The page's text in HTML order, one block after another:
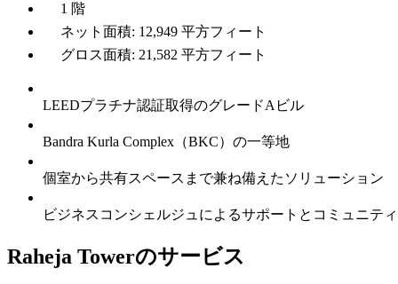
1 階
ネット面積: 12,949 平方フィート
グロス面積: 21,582 平方フィート
LEEDプラチナ認証取得のグレードAビル
Bandra Kurla Complex（BKC）の一等地
個室から共有スペースまで兼ね備えたソリューション
ビジネスコンシェルジュによるサポートとコミュニテ
Raheja Towerのサービス